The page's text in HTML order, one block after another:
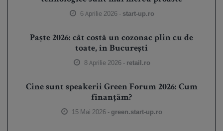
6 Aprilie 2026 - start-up.ro
Paște 2026: cât costă un cozonac plin cu de
toate, în București
8 Aprilie 2026 - retail.ro
Cine sunt speakerii Green Forum 2026: Cum
finanțăm?
15 Mai 2026 - green.start-up.ro